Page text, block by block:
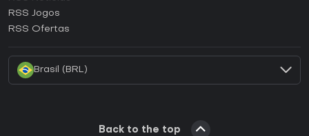
Como ativar uma CD Key Ubisoft Connect?
Como ativar uma CD Key EA App?
RSS Jogos
RSS Ofertas
Brasil (BRL)
Back to the top